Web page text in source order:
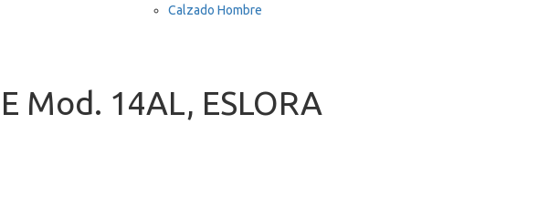
Calzado Hombre
Mod. 14AL, ESLORA